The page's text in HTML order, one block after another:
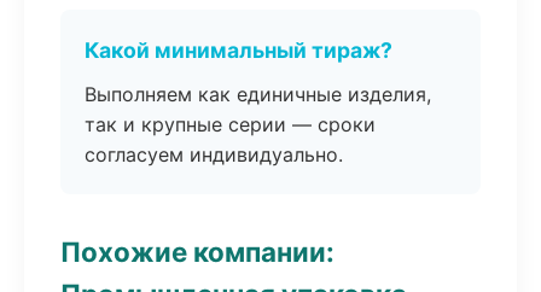
Какой минимальный тираж?
Выполняем как единичные изделия,
так и крупные серии — сроки
согласуем индивидуально.
Похожие компании: